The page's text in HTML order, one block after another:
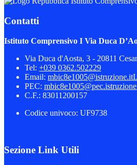
Contatti
Istituto Comprensivo I Via Duca
Via Duca d'Aosta, 3 - 20811
Tel: +039 0362.502229
Email: mbic8e1005@istruzione.it
PEC:
C.F.: 83011200157
Codice univoco: UF9738
Sezione Link Utili